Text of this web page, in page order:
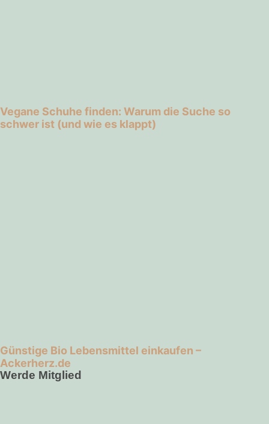
Vegane Schuhe finden: Warum die Suche so
schwer ist (und wie es klappt)
Günstige Bio Lebensmittel einkaufen –
Ackerherz.de
Werde Mitglied